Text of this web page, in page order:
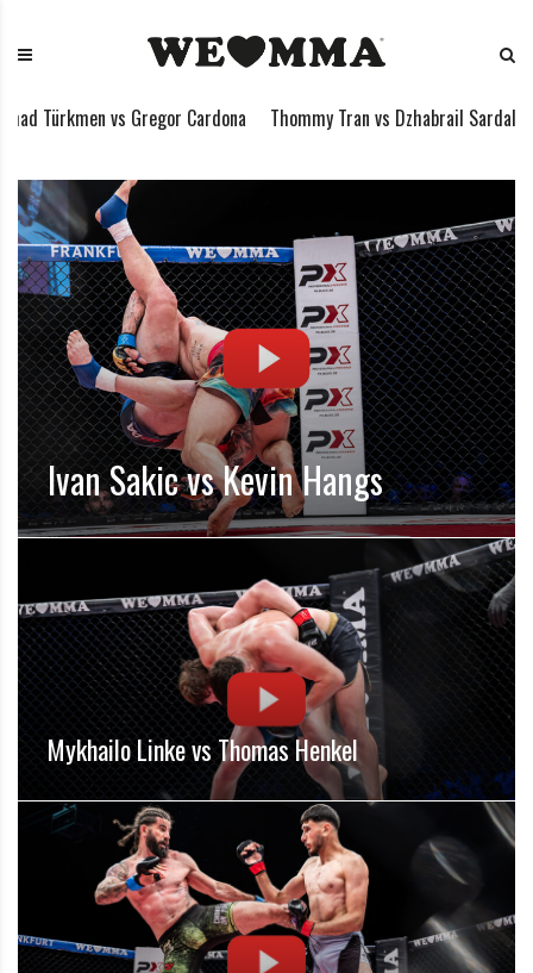
vs Gregor Cardona Thommy Tran vs Dzhabrail Sardalov
Ivan Sakic vs Kevin Hangs
Mykhailo Linke vs Thomas Henkel